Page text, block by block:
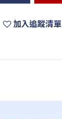
加入追蹤清單